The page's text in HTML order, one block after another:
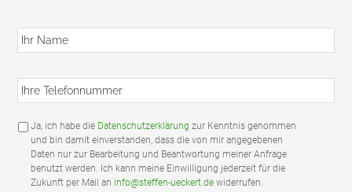
I
h
r
a
m
*
I
h
r
T
D Ja, ich habe die Datenschutzerklärung zur Kenntnis genommen
und bin damit einverstanden, dass die von mir angegebenen
Daten nur zur Bearbeitung und Beantwortung meiner Anfrage
benutzt werden. Ich kann meine Einwilligung jederzeit für die
Zukunft per Mail an info@steffen-ueckert.de widerrufen.